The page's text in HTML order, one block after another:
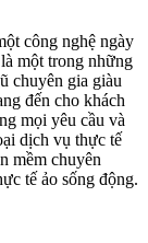
công nghệ ngày
một trong những
chuyên gia giàu
đến cho khách
mọi yêu cầu và
dịch vụ thực tế
mềm chuyên
tế ảo sống động.